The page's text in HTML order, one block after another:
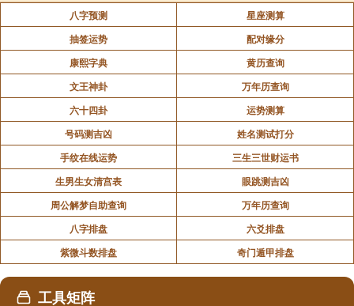
八字预测
星座测算
抽签运势
配对缘分
康熙字典
黄历查询
文王神卦
万年历查询
六十四卦
运势测算
号码测吉凶
姓名测试打分
手纹在线运势
三生三世财运书
生男生女清宫表
眼跳测吉凶
周公解梦自助查询
万年历查询
八字排盘
六爻排盘
紫微斗数排盘
奇门遁甲排盘
工具矩阵